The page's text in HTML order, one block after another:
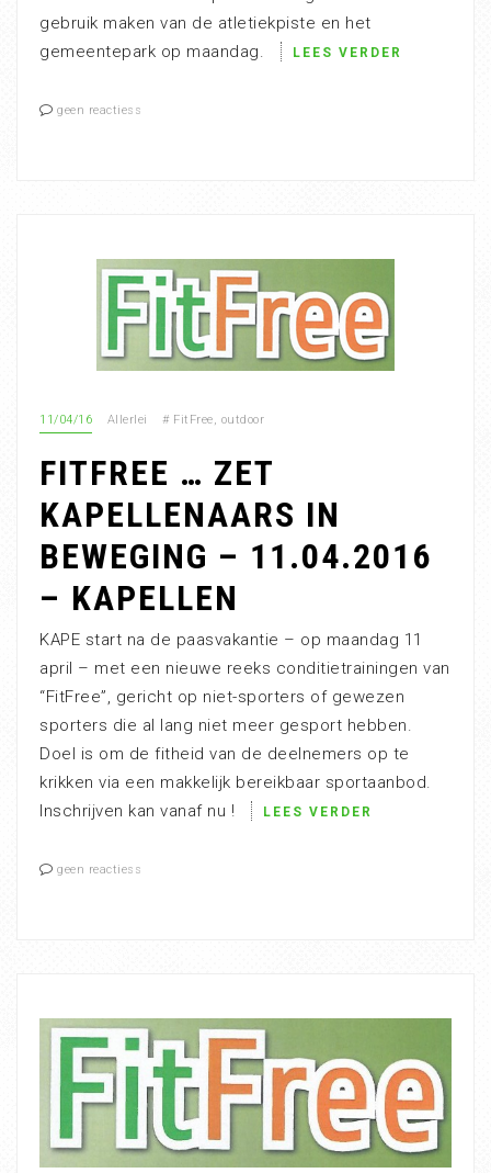
gebruik maken van de atletiekpiste en het
gemeentepark op maandag.
LEES VERDER
geen reactiess
11/04/16 Allerlei # FitFree, outdoor
FITFREE … ZET
KAPELLENAARS IN
BEWEGING – 11.04.2016
– KAPELLEN
KAPE start na de paasvakantie – op maandag 11
april – met een nieuwe reeks conditietrainingen van
“FitFree”, gericht op niet-sporters of gewezen
sporters die al lang niet meer gesport hebben.
Doel is om de fitheid van de deelnemers op te
krikken via een makkelijk bereikbaar sportaanbod.
Inschrijven kan vanaf nu !
LEES VERDER
geen reactiess